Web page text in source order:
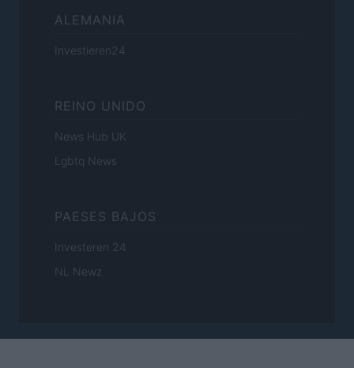
ALEMANIA
Investieren24
REINO UNIDO
News Hub UK
Lgbtq News
PAESES BAJOS
Investeren 24
NL Newz